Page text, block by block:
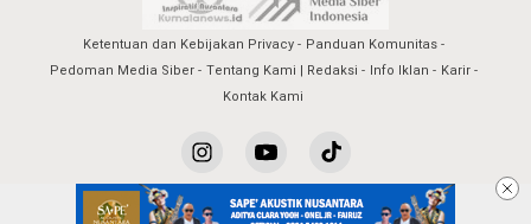
Ketentuan dan Kebijakan Privacy
Panduan Komunitas
Pedoman Media Siber
Tentang Kami | Redaksi Info Iklan
Karir
Kontak Kami
kumalanews@2023